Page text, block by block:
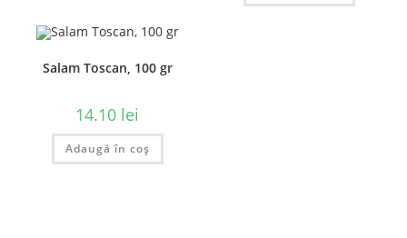
Salam Toscan, 100 gr
14.10 lei
Adaugă în coș